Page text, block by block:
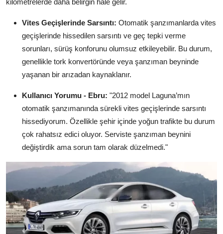
Vites Geçişlerinde Sarsıntı: Otomatik şanzımanlarda vites
geçişlerinde hissedilen sarsıntı ve geç tepki verme
sorunları, sürüş konforunu olumsuz etkileyebilir. Bu durum,
genellikle tork konvertöründe veya şanzıman beyninde
yaşanan bir arızadan kaynaklanır.
Kullanıcı Yorumu - Ebru: "2012 model Laguna’mın
otomatik şanzımanında sürekli vites geçişlerinde sarsıntı
hissediyorum. Özellikle şehir içinde yoğun trafikte bu durum
çok rahatsız edici oluyor. Serviste şanzıman beynini
değiştirdik ama sorun tam olarak düzelmedi."